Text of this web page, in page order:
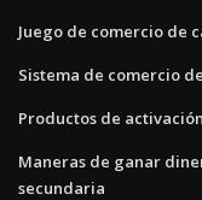
Juego de comercio de
Sistema de comercio
Productos de
Maneras de ganar
secundaria